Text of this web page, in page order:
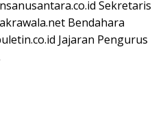
Sekretaris
Bendahara
Jajaran Pengurus